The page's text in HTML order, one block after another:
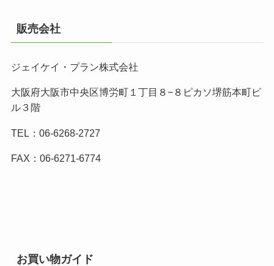
販売会社
ジェイケイ・プラン株式会社
大阪府大阪市中央区博労町１丁目８−８ピカソ堺筋本町ビ
ル３階
TEL：06-6268-2727
FAX：06-6271-6774
お買い物ガイド